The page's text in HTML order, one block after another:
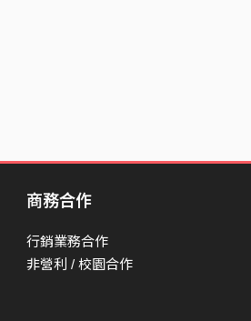
商務合作
行銷業務合作
非營利 / 校園合作